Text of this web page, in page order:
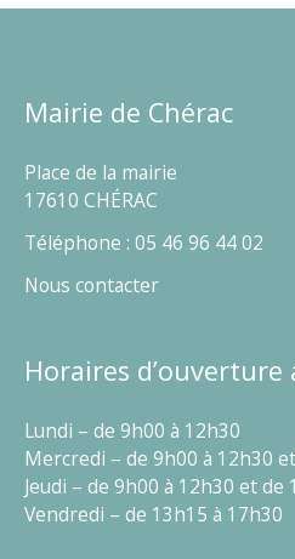
Mairie de Chérac
Place de la mairie
17610 CHÉRAC
Téléphone : 05 46 96 44 02
Nous contacter
Horaires d’ouverture
Lundi – de 9h00 à 12h30
Mercredi – de 9h00 à 12h30
Jeudi – de 9h00 à 12h30 et de
Vendredi – de 13h15 à 17h30